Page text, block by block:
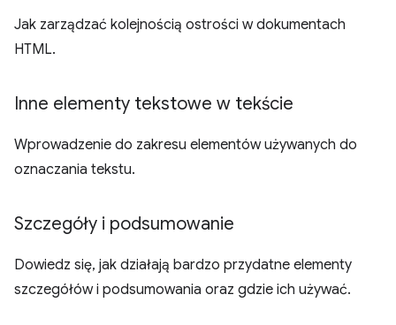
Jak zarządzać kolejnością ostrości w dokumentach
HTML.
Inne elementy tekstowe w tekście
Wprowadzenie do zakresu elementów używanych do
oznaczania tekstu.
Szczegóły i podsumowanie
Dowiedz się, jak działają bardzo przydatne elementy
szczegółów i podsumowania oraz gdzie ich używać.